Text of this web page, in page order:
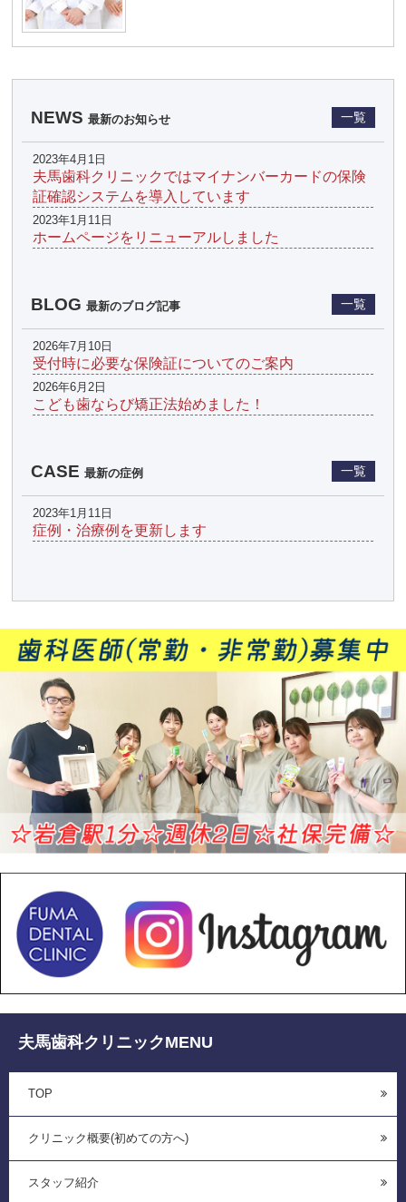
NEWS 最新のお知らせ 一覧
2023年4月1日
夫馬歯科クリニックではマイナンバーカードの保険
証確認システムを導入しています
2023年1月11日
ホームページをリニューアルしました
BLOG 最新のブログ記事 一覧
2026年7月10日
受付時に必要な保険証についてのご案内
2026年6月2日
こども歯ならび矯正法始めました！
CASE 最新の症例 一覧
2023年1月11日
症例・治療例を更新します
夫馬歯科クリニックMENU
TOP
クリニック概要(初めての方へ)
スタッフ紹介